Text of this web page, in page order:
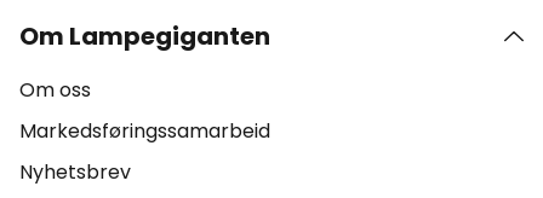
Om Lampegiganten
Om oss
Markedsføringssamarbeid
Nyhetsbrev